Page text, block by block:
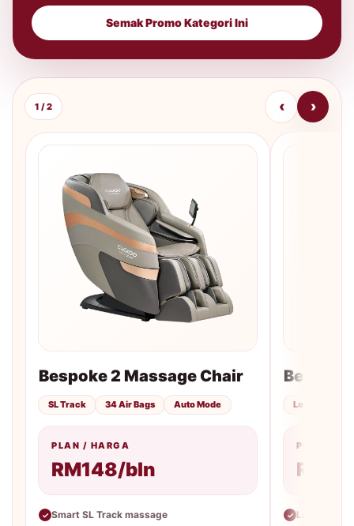
Semak Promo Kategori Ini
1 / 2 ‹ ›
Bespoke 2 Massage Chair
SL Track 34 Air Bags Auto Mode
PLAN / HARGA
RM148/bln
✓ Smart SL Track massage
Lounger
PLAN /
✓ Lounger